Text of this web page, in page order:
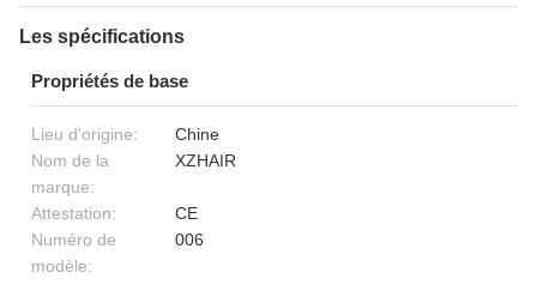
Les spécifications
Propriétés de base
Lieu d'origine:
Chine
Nom de la
marque:
XZHAIR
Attestation:
CE
Numéro de
modèle:
006